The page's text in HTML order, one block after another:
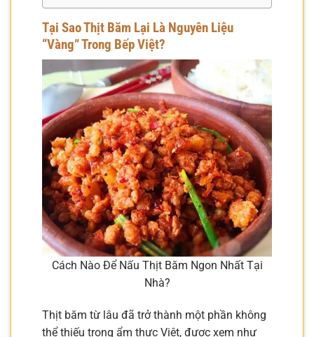
Tại Sao Thịt Băm Lại Là Nguyên Liệu
“Vàng” Trong Bếp Việt?
Cách Nào Để Nấu Thịt Băm Ngon Nhất Tại
Nhà?
Thịt băm từ lâu đã trở thành một phần không
thể thiếu trong ẩm thực Việt, được xem như